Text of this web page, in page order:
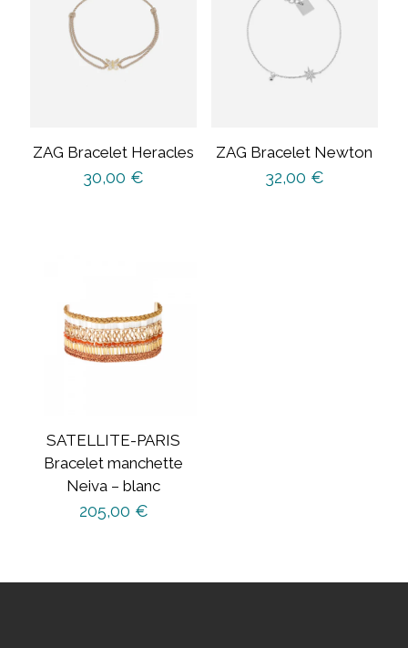
ZAG Bracelet Heracles
30,00 €
ZAG Bracelet Newton
32,00 €
SATELLITE-PARIS
Bracelet manchette
Neiva – blanc
205,00 €